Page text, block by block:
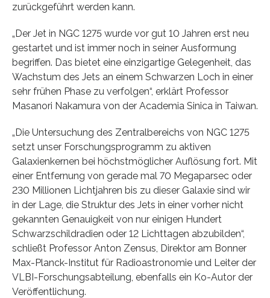
zurückgeführt werden kann.
„Der Jet in NGC 1275 wurde vor gut 10 Jahren erst neu
gestartet und ist immer noch in seiner Ausformung
begriffen. Das bietet eine einzigartige Gelegenheit, das
Wachstum des Jets an einem Schwarzen Loch in einer
sehr frühen Phase zu verfolgen“, erklärt Professor
Masanori Nakamura von der Academia Sinica in Taiwan.
„Die Untersuchung des Zentralbereichs von NGC 1275
setzt unser Forschungsprogramm zu aktiven
Galaxienkernen bei höchstmöglicher Auflösung fort. Mit
einer Entfernung von gerade mal 70 Megaparsec oder
230 Millionen Lichtjahren bis zu dieser Galaxie sind wir
in der Lage, die Struktur des Jets in einer vorher nicht
gekannten Genauigkeit von nur einigen Hundert
Schwarzschildradien oder 12 Lichttagen abzubilden“,
schließt Professor Anton Zensus, Direktor am Bonner
Max-Planck-Institut für Radioastronomie und Leiter der
VLBI-Forschungsabteilung, ebenfalls ein Ko-Autor der
Veröffentlichung.